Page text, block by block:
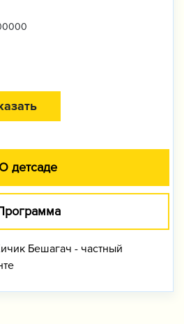
О детсаде
Бешагач - частный